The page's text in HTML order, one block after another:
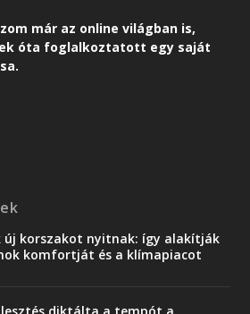
már az online világban is,
óta foglalkoztatott egy saját
új korszakot nyitnak: így alakítják
komfortját és a klímapiacot